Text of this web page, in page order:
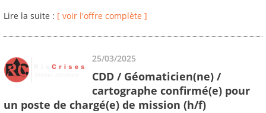
Lire la suite : [ voir l'offre complète ]
25/03/2025
CDD / Géomaticien(ne) /
cartographe confirmé(e) pour
un poste de chargé(e) de mission (h/f)